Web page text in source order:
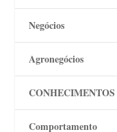
Negócios
Agronegócios
CONHECIMENTOS
Comportamento